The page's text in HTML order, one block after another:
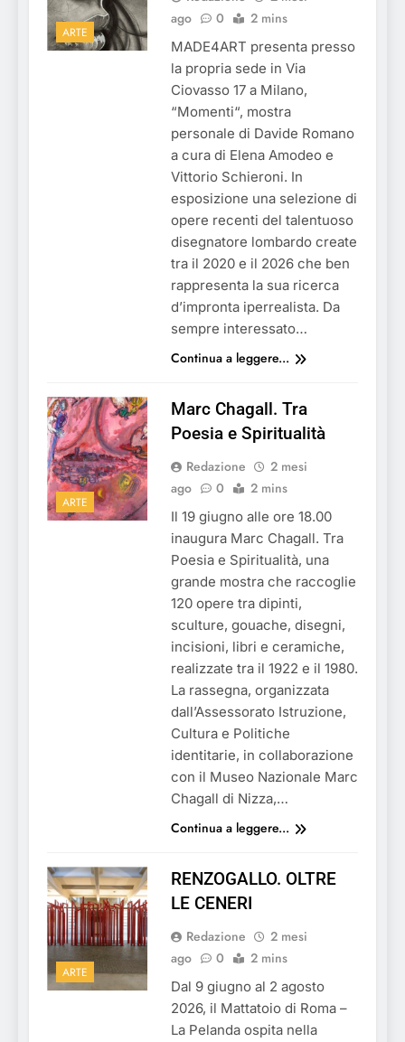
ARTE
ago
0 2 mins
MADE4ART presenta presso
la propria sede in Via
Ciovasso 17 a Milano,
“Momenti“, mostra
personale di Davide Romano
a cura di Elena Amodeo e
Vittorio Schieroni. In
esposizione una selezione di
opere recenti del talentuoso
disegnatore lombardo create
tra il 2020 e il 2026 che ben
rappresenta la sua ricerca
d’impronta iperrealista. Da
sempre interessato…
Continua a leggere...
ARTE
Marc Chagall. Tra
Poesia e Spiritualità
Redazione
2 mesi
ago
0 2 mins
Il 19 giugno alle ore 18.00
inaugura Marc Chagall. Tra
Poesia e Spiritualità, una
grande mostra che raccoglie
120 opere tra dipinti,
sculture, gouache, disegni,
incisioni, libri e ceramiche,
realizzate tra il 1922 e il 1980.
La rassegna, organizzata
dall’Assessorato Istruzione,
Cultura e Politiche
identitarie, in collaborazione
con il Museo Nazionale Marc
Chagall di Nizza,…
Continua a leggere...
ARTE
RENZOGALLO. OLTRE
LE CENERI
Redazione
2 mesi
ago
0 2 mins
Dal 9 giugno al 2 agosto
2026, il Mattatoio di Roma –
La Pelanda ospita nella